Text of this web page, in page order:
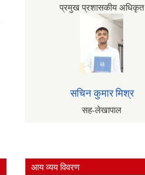
प्रमुख प्रशासकीय अधिकृत
सचिन कुमार मिश्र
सह-लेखापाल
आय व्यय विवरण